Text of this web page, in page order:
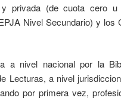
privada (de cuota cero u
Nivel Secundario) y los
a nivel nacional por la
Lecturas, a nivel
por primera vez,